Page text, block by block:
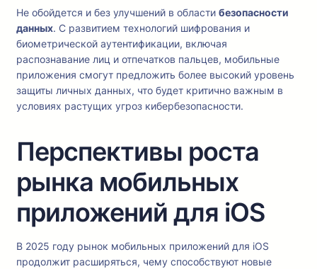
Не обойдется и без улучшений в области безопасности
данных. С развитием технологий шифрования и
биометрической аутентификации, включая
распознавание лиц и отпечатков пальцев, мобильные
приложения смогут предложить более высокий уровень
защиты личных данных, что будет критично важным в
условиях растущих угроз кибербезопасности.
Перспективы роста
рынка мобильных
приложений для iOS
В 2025 году рынок мобильных приложений для iOS
продолжит расширяться, чему способствуют новые